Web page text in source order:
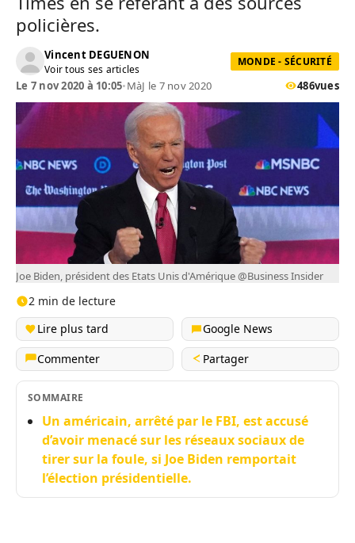
policières.
Vincent DEGUENON
Voir tous ses articles
MONDE - SÉCURITÉ
Le 7 nov 2020 à 10:05•MàJ le 7 nov 2020 486vues
Joe Biden, président des Etats Unis d'Amérique @Business Insider
2 min de lecture
Lire plus tard
Google News
Commenter
Partager
SOMMAIRE
Un américain, arrêté par le FBI, est accusé
d’avoir menacé sur les réseaux sociaux de
tirer sur la foule, si Joe Biden remportait
l’élection présidentielle.